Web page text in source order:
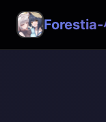
Forestia-